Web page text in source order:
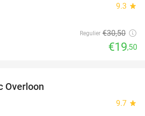
9.3 star
Regulier €30,50
€19,50
Overloon
9.7 star